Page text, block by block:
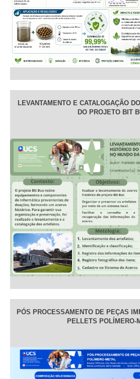
LEVANTAMENTO E CATALOGAÇÃO
DO PROJETO BIT
PÓS PROCESSAMENTO DE PEÇAS
PELLETS POLÍMERO-